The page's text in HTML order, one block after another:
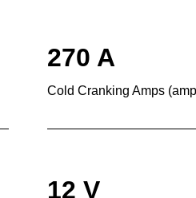
270 A
Cold Cranking Amps
12 V